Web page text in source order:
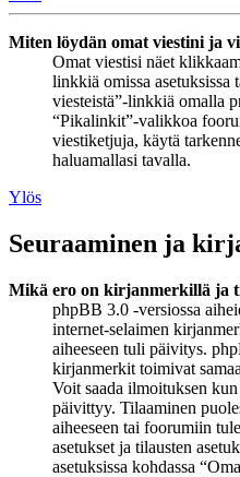
Miten löydän omat viestini ja
Omat viestisi näet
linkkiä omissa
viesteistä”-linkkiä omalla
“Pikalinkit”-valikkoa
viestiketjuja, käytä
haluamallasi tavalla.
Ylös
Seuraaminen ja
Mikä ero on kirjanmerkillä ja
phpBB 3.0 -versiossa
internet-selaimen
aiheeseen tuli päivitys.
kirjanmerkit toimivat
Voit saada ilmoituksen
päivittyy. Tilaaminen
aiheeseen tai foorumiin
asetukset ja tilausten
asetuksissa kohdassa